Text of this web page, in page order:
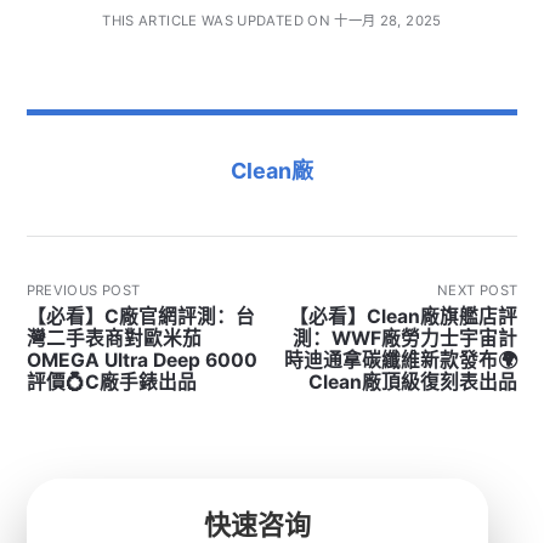
THIS ARTICLE WAS UPDATED ON 十一月 28, 2025
Clean廠
PREVIOUS POST
【必看】C廠官網評測：台
灣二手表商對歐米茄
OMEGA Ultra Deep 6000
評價💍C廠手錶出品
NEXT POST
【必看】Clean廠旗艦店評
測：WWF廠勞力士宇宙計
時迪通拿碳纖維新款發布🌍
Clean廠頂級復刻表出品
快速咨询